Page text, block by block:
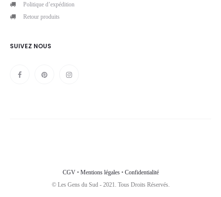
Politique d’expédition
Retour produits
SUIVEZ NOUS
CGV• Mentions légales• Confidentialité
© Les Gens du Sud - 2021. Tous Droits Réservés.